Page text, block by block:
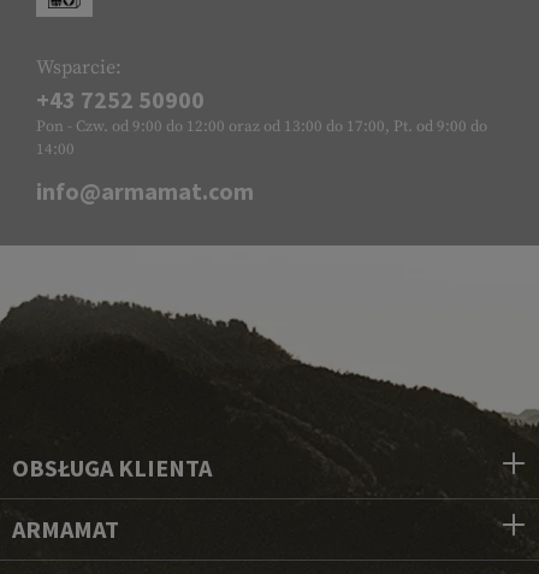
Wsparcie:
+43 7252 50900
Pon - Czw. od 9:00 do 12:00 oraz od 13:00 do 17:00, Pt. od 9:00 do
14:00
info@armamat.com
OBSŁUGA KLIENTA
ARMAMAT